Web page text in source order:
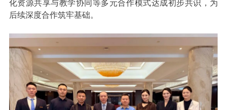
化资源共享与教学协同等多元合作模式达成初步共识，为
后续深度合作筑牢基础。